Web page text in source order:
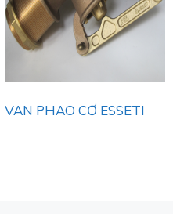
VAN PHAO CƠ ESSETI